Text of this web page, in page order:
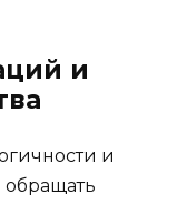
и
и
обращать